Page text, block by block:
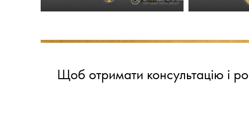
Щоб отримати консультацію і